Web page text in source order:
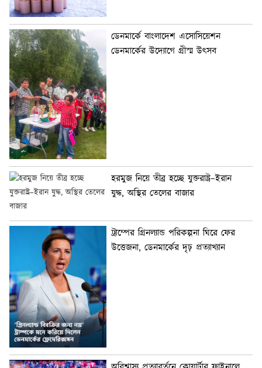
ডেনমার্কে বাংলাদেশ এসোসিয়েশন
ডেনমার্কের উদ্যোগে গ্রীস্ম উৎসব
হরমুজ নিয়ে তীব্র হচ্ছে যুক্তরাষ্ট্র–ইরান
যুদ্ধ, অস্থির তেলের বাজার
ট্রাম্পের গ্রিনল্যান্ড পরিকল্পনা ঘিরে ফের
উত্তেজনা, ডেনমার্কের দৃঢ় প্রত্যাখ্যান